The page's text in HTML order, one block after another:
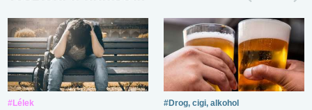
#Lélek #Drog, cigi, alkohol